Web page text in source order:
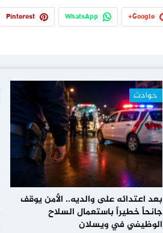
Google+
WhatsApp
Pinterest
حوادث
بعد اعتدائه على والديه.. الأمن يوقف
جانحاً خطيراً باستعمال السلاح
الوظيفي في ويسلان